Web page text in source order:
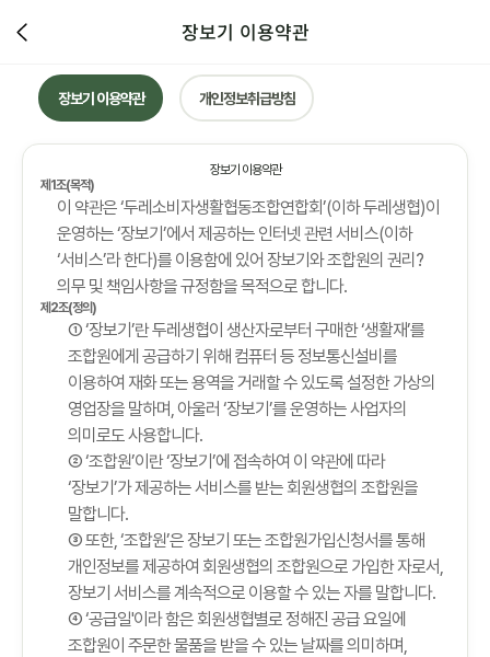
장보기 이용약관
장보기 이용약관 개인정보취급방침
장보기 이용약관
제1조(목적)
이 약관은 ‘두레소비자생활협동조합연합회’(이하 두레생협)이
운영하는 ‘장보기’에서 제공하는 인터넷 관련 서비스(이하
‘서비스’라 한다)를 이용함에 있어 장보기와 조합원의 권리?
의무 및 책임사항을 규정함을 목적으로 합니다.
제2조(정의)
① ‘장보기’란 두레생협이 생산자로부터 구매한 ‘생활재’를
조합원에게 공급하기 위해 컴퓨터 등 정보통신설비를
이용하여 재화 또는 용역을 거래할 수 있도록 설정한 가상의
영업장을 말하며, 아울러 ‘장보기’를 운영하는 사업자의
의미로도 사용합니다.
② ‘조합원’이란 ‘장보기’에 접속하여 이 약관에 따라
‘장보기’가 제공하는 서비스를 받는 회원생협의 조합원을
말합니다.
③ 또한, ‘조합원’은 장보기 또는 조합원가입신청서를 통해
개인정보를 제공하여 회원생협의 조합원으로 가입한 자로서,
장보기 서비스를 계속적으로 이용할 수 있는 자를 말합니다.
④ ‘공급일'이라 함은 회원생협별로 정해진 공급 요일에
조합원이 주문한 물품을 받을 수 있는 날짜를 의미하며,